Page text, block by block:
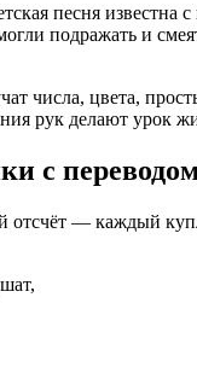
песня
подражать и
числа, цвета,
рук делают урок
с
отсчёт — каждый